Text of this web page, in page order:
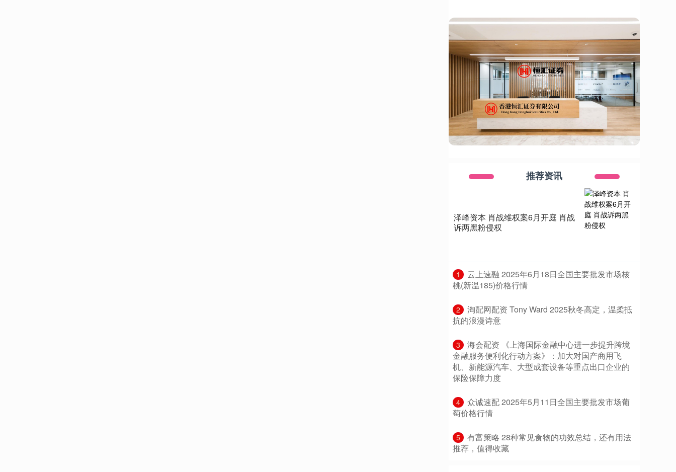
推荐资讯
泽峰资本 肖战维权案6月开庭 肖战
诉两黑粉侵权
1
​云上速融 2025年6月18日全国主要批发市场核
桃(新温185)价格行情
2
​淘配网配资 Tony Ward 2025秋冬高定，温柔抵
抗的浪漫诗意
3
​海会配资 《上海国际金融中心进一步提升跨境
金融服务便利化行动方案》：加大对国产商用飞
机、新能源汽车、大型成套设备等重点出口企业的
保险保障力度
4
​众诚速配 2025年5月11日全国主要批发市场葡
萄价格行情
5
​有富策略 28种常见食物的功效总结，还有用法
推荐，值得收藏